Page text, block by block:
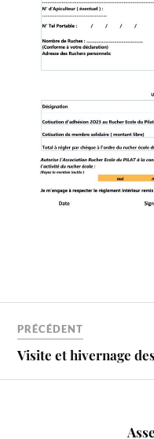
PRÉCÉDENT
Visite et hivernage